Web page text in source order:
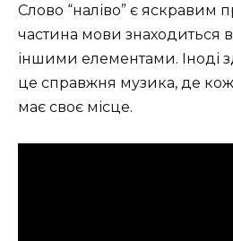
Слово “наліво” є яскравим
частина мови знаходиться в
іншими елементами. Іноді
це справжня музика, де
має своє місце.